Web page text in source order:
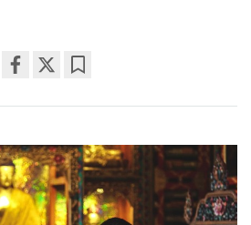
on